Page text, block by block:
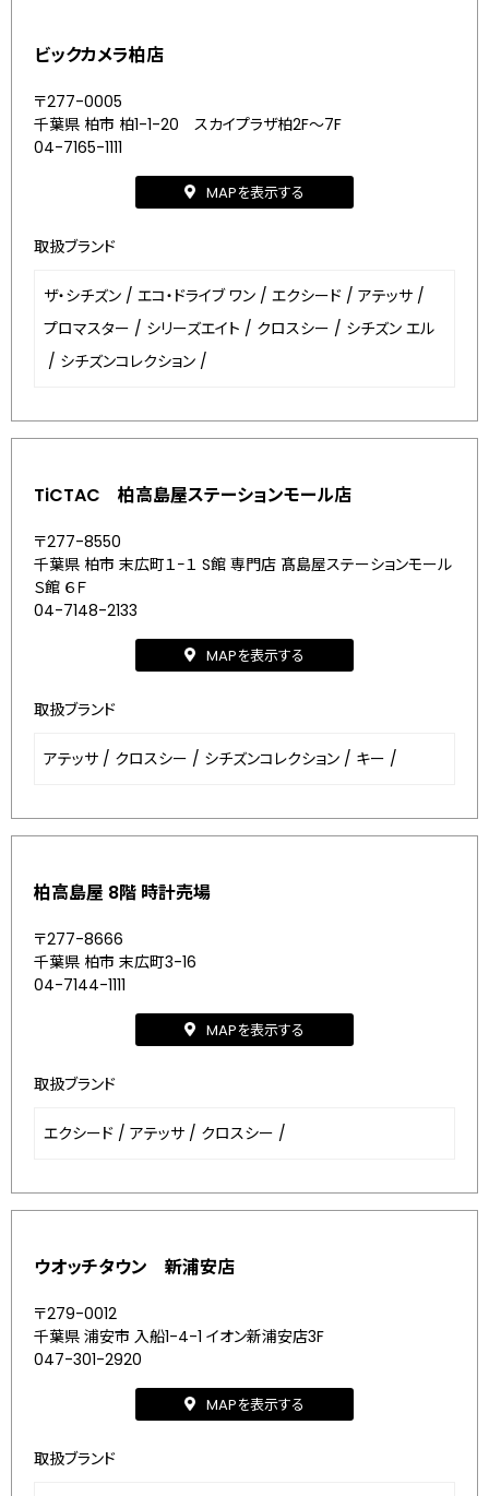
ビックカメラ柏店
〒277-0005
千葉県 柏市 柏1-1-20 スカイプラザ柏2F～7F
04-7165-1111
MAPを表示する
取扱ブランド
ザ・シチズン / エコ・ドライブ ワン / エクシード / アテッサ /
プロマスター / シリーズエイト / クロスシー / シチズン エル
/ シチズンコレクション /
TiCTAC 柏高島屋ステーションモール店
〒277-8550
千葉県 柏市 末広町１−１ S館 専門店 髙島屋ステーションモール
Ｓ館 ６Ｆ
04-7148-2133
MAPを表示する
取扱ブランド
アテッサ / クロスシー / シチズンコレクション / キー /
柏高島屋 8階 時計売場
〒277-8666
千葉県 柏市 末広町3-16
04-7144-1111
MAPを表示する
取扱ブランド
エクシード / アテッサ / クロスシー /
ウオッチタウン 新浦安店
〒279-0012
千葉県 浦安市 入船1-4-1 イオン新浦安店3F
047-301-2920
MAPを表示する
取扱ブランド